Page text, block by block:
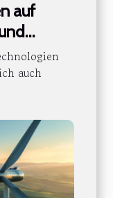
auf
auch